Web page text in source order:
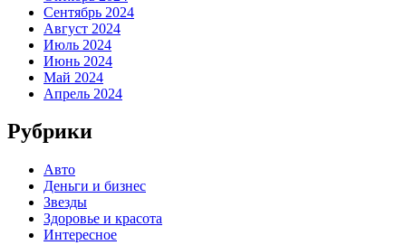
Сентябрь 2024
Август 2024
Июль 2024
Июнь 2024
Май 2024
Апрель 2024
Рубрики
Авто
Деньги и бизнес
Звезды
Здоровье и красота
Интересное